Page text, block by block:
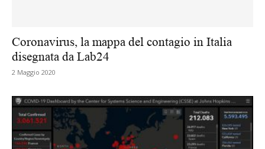
Coronavirus, la mappa del contagio in Italia
disegnata da Lab24
2 Maggio 2020